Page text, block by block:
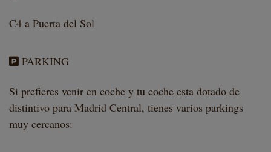
C4 a Puerta del Sol
PARKING
Si prefieres venir en coche y tu coche esta dotado de
distintivo para Madrid Central, tienes varios parkings
muy cercanos: